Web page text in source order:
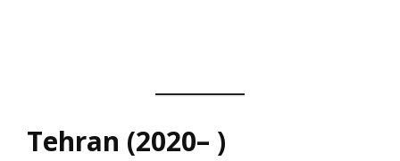
Tehran (2020– )